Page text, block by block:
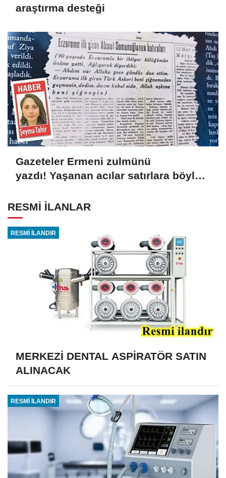
araştırma desteği
Gazeteler Ermeni zulmünü
yazdı! Yaşanan acılar satırlara böyle
RESMİ İLANLAR
RESMİ İLANDIR
MERKEZİ DENTAL ASPİRATÖR SATIN
ALINACAK
RESMİ İLANDIR